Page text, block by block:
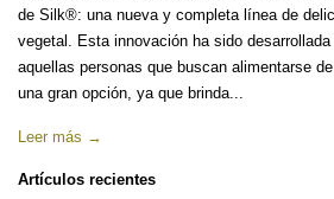
de Silk®: una nueva y completa línea de
vegetal. Esta innovación ha sido
aquellas personas que buscan alimentarse
una gran opción, ya que brinda...
Leer más →
Artículos recientes